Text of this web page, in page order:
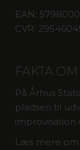
EAN:
CVR:
FAKTA OM
På Århus
pladsen til
improvisation
Læs mere om